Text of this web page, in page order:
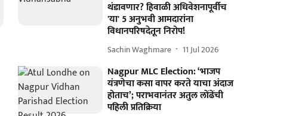
थंडावणार? हिवाळी अधिवेशनापूर्वीच
'या' 5 अनुभवी आमदारांना
विधानपरिषदेतून निरोप!
Sachin Waghmare 11 Jul 2026
Nagpur MLC Election: ‘भाजप
यंत्रणेचा कसा वापर करते याचा अंदाज
होताच’; पराभवानंतर अतुल लोंढेंची
पहिली प्रतिक्रिया